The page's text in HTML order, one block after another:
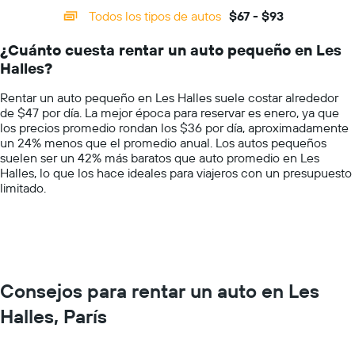
por
día.
categories.
The
has
1
Y
axis
displaying
values.
Range:
Todos los tipos de autos $67 - $93
¿Cuánto cuesta rentar un auto pequeño en Les
Halles?
Rentar un auto pequeño en Les Halles suele costar alrededor
de $47 por día. La mejor época para reservar es enero, ya que
los precios promedio rondan los $36 por día, aproximadamente
un 24% menos que el promedio anual. Los autos pequeños
suelen ser un 42% más baratos que auto promedio en Les
Halles, lo que los hace ideales para viajeros con un presupuesto
limitado.
Consejos para rentar un auto en Les
Halles, París